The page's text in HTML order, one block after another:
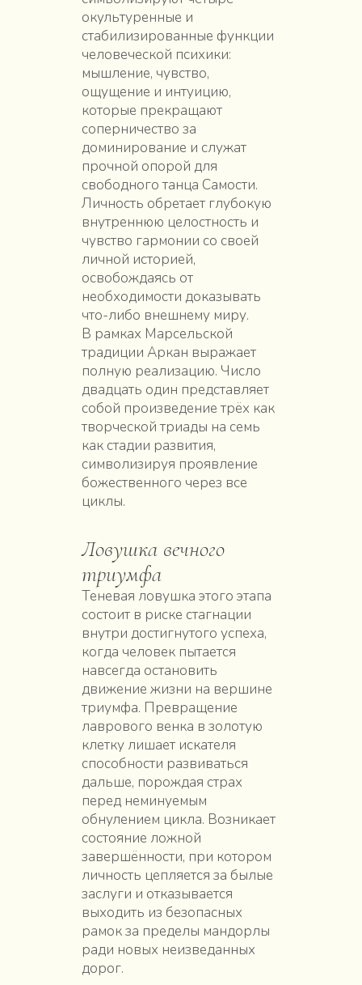
окультуренные и
стабилизированные функции
человеческой психики:
мышление, чувство,
ощущение и интуицию,
которые прекращают
соперничество за
доминирование и служат
прочной опорой для
свободного танца Самости.
Личность обретает глубокую
внутреннюю целостность и
чувство гармонии со своей
личной историей,
освобождаясь от
необходимости доказывать
что-либо внешнему миру.
В рамках Марсельской
традиции Аркан выражает
полную реализацию. Число
двадцать один представляет
собой произведение трёх как
творческой триады на семь
как стадии развития,
символизируя проявление
божественного через все
циклы.
Ловушка вечного
триумфа
Теневая ловушка этого этапа
состоит в риске стагнации
внутри достигнутого успеха,
когда человек пытается
навсегда остановить
движение жизни на вершине
триумфа. Превращение
лаврового венка в золотую
клетку лишает искателя
способности развиваться
дальше, порождая страх
перед неминуемым
обнулением цикла. Возникает
состояние ложной
завершённости, при котором
личность цепляется за былые
заслуги и отказывается
выходить из безопасных
рамок за пределы мандорлы
ради новых неизведанных
дорог.